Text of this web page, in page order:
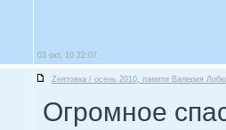
03 окт, 10 22:07
Zнятовка / осень 2010, памяти Валерия
Огромное